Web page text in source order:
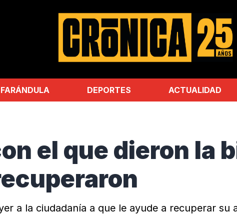
FARÁNDULA DEPORTES ACTUALIDAD
el que dieron la
a la ciudadanía a que le ayude a recuperar